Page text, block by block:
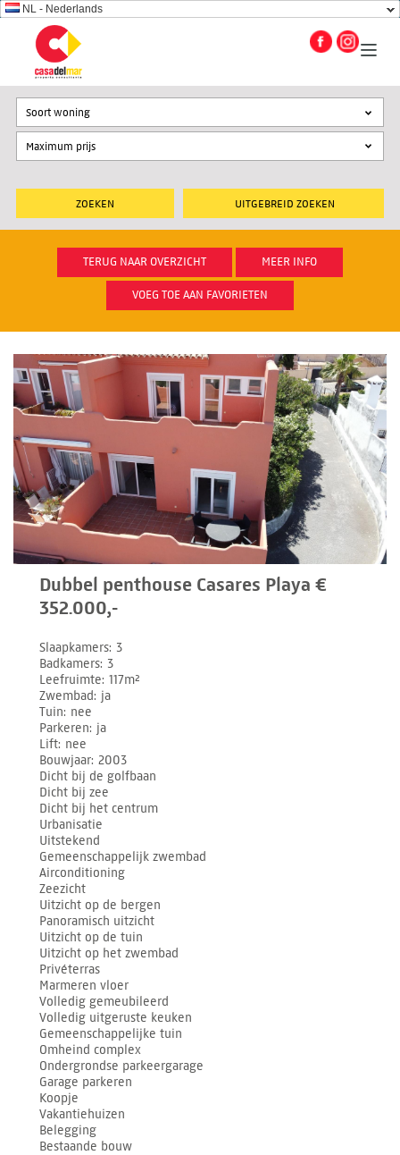
NL - Nederlands
UITGEBREID ZOEKEN
Soort woning
TERUG NAAR OVERZICHT MEER INFO
VOEG TOE AAN FAVORIETEN
Dubbel penthouse Casares Playa €
352.000,-
Slaapkamers 3
Badkamers 3
Leefruimte 117m²
Zwembad ja
Tuin nee
Parkeren ja
Lift nee
Bouwjaar 2003
Dicht bij de golfbaan
Dicht bij zee
Dicht bij het centrum
Urbanisatie
Uitstekend
Gemeenschappelijk zwembad
Airconditioning
Zeezicht
Uitzicht op de bergen
Panoramisch uitzicht
Uitzicht op de tuin
Uitzicht op het zwembad
Privéterras
Marmeren vloer
Volledig gemeubileerd
Volledig uitgeruste keuken
Gemeenschappelijke tuin
Omheind complex
Ondergrondse parkeergarage
Garage parkeren
Koopje
Vakantiehuizen
Belegging
Bestaande bouw